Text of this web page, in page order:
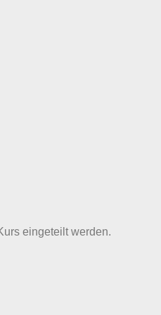
eingeteilt werden.